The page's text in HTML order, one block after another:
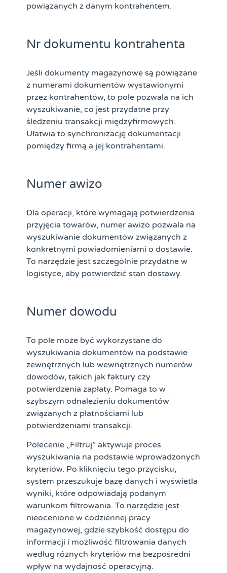
powiązanych z danym kontrahentem.
Nr dokumentu kontrahenta
Jeśli dokumenty magazynowe są powiązane
z numerami dokumentów wystawionymi
przez kontrahentów, to pole pozwala na ich
wyszukiwanie, co jest przydatne przy
śledzeniu transakcji międzyfirmowych.
Ułatwia to synchronizację dokumentacji
pomiędzy firmą a jej kontrahentami.
Numer awizo
Dla operacji, które wymagają potwierdzenia
przyjęcia towarów, numer awizo pozwala na
wyszukiwanie dokumentów związanych z
konkretnymi powiadomieniami o dostawie.
To narzędzie jest szczególnie przydatne w
logistyce, aby potwierdzić stan dostawy.
Numer dowodu
To pole może być wykorzystane do
wyszukiwania dokumentów na podstawie
zewnętrznych lub wewnętrznych numerów
dowodów, takich jak faktury czy
potwierdzenia zapłaty. Pomaga to w
szybszym odnalezieniu dokumentów
związanych z płatnościami lub
potwierdzeniami transakcji.
Polecenie „Filtruj” aktywuje proces
wyszukiwania na podstawie wprowadzonych
kryteriów. Po kliknięciu tego przycisku,
system przeszukuje bazę danych i wyświetla
wyniki, które odpowiadają podanym
warunkom filtrowania. To narzędzie jest
nieocenione w codziennej pracy
magazynowej, gdzie szybkość dostępu do
informacji i możliwość filtrowania danych
według różnych kryteriów ma bezpośredni
wpływ na wydajność operacyjną.